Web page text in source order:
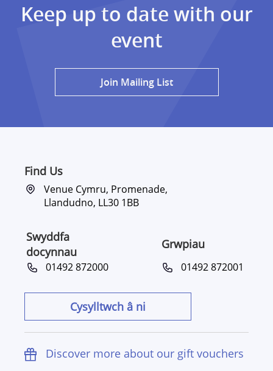
Keep up to date with our
event
Join Mailing List
Find Us
Venue Cymru, Promenade,
Llandudno, LL30 1BB
Swyddfa
docynnau
Grwpiau
01492 872000 01492 872001
Cysylltwch â ni
Discover more about our gift vouchers